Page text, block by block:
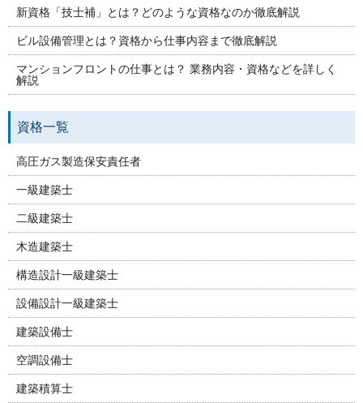
新資格「技士補」とは？どのような資格なのか徹底解説
ビル設備管理とは？資格から仕事内容まで徹底解説
マンションフロントの仕事とは？ 業務内容・資格などを詳しく
解説
資格一覧
高圧ガス製造保安責任者
一級建築士
二級建築士
木造建築士
構造設計一級建築士
設備設計一級建築士
建築設備士
空調設備士
建築積算士